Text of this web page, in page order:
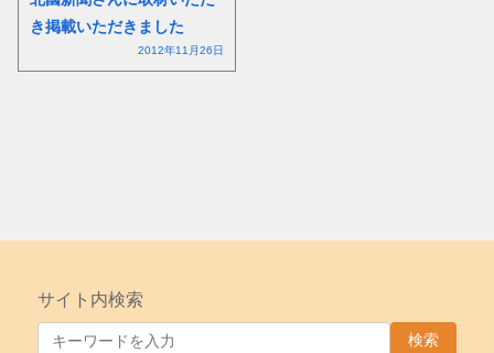
き掲載いただきました
2012年11月26日
サイト内検索
検索